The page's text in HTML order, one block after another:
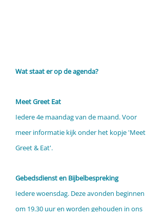
Wat staat er op de agenda?
Meet Greet Eat
Iedere 4e maandag van de maand. Voor
meer informatie kijk onder het kopje 'Meet
Greet & Eat'.
Gebedsdienst en Bijbelbespreking
Iedere woensdag. Deze avonden beginnen
om 19.30 uur en worden gehouden in ons